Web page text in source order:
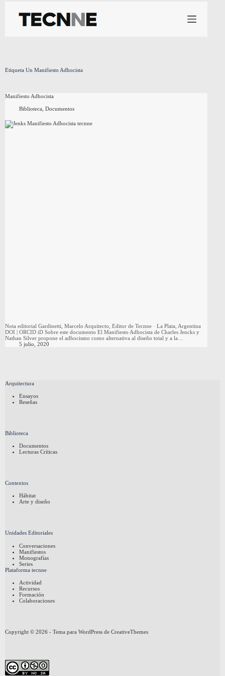
contenido
Etiqueta Un Manifiesto Adhocista
Manifiesto Adhocista
Biblioteca, Documentos
Nota editorial Gardinetti, Marcelo Arquitecto, Editor de Tecnne · La Plata, Argentina
DOI | ORCID iD Sobre este documento El Manifiesto Adhocista de Charles Jencks y
Nathan Silver propone el adhocismo como alternativa al diseño total y a la…
5 julio, 2020
Arquitectura
Ensayos
Reseñas
Biblioteca
Documentos
Lecturas Críticas
Contextos
Hábitat
Arte y diseño
Unidades Editoriales
Conversaciones
Manifiestos
Monografías
Series
Plataforma tecnne
Actividad
Recursos
Formación
Colaboraciones
Copyright © 2026 - Tema para WordPress de CreativeThemes